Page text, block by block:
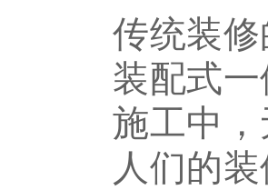
传统装
装配式
施工中
人们的